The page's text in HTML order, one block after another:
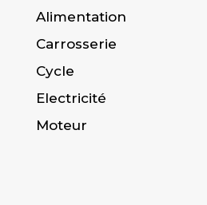
Alimentation
Carrosserie
Cycle
Electricité
Moteur